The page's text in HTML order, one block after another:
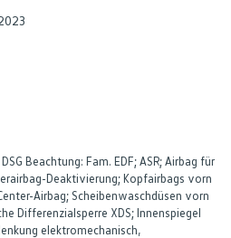
Beachtung: Fam. EDF; ASR; Airbag für
Deaktivierung; Kopfairbags vorn
Airbag; Scheibenwaschdüsen vorn
Differenzialsperre XDS; Innenspiegel
elektromechanisch,